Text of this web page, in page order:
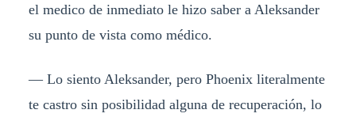
el medico de inmediato le hizo saber a Aleksander
su punto de vista como médico.
— Lo siento Aleksander, pero Phoenix literalmente
te castro sin posibilidad alguna de recuperación, lo